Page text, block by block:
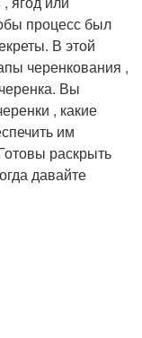
процесс был
В этой
черенкования ,
Вы
, какие
им
раскрыть
давайте